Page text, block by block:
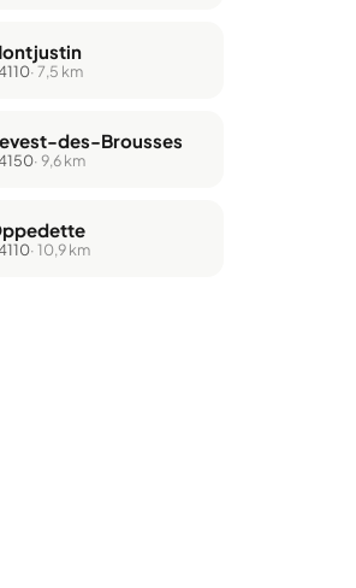
· 7,5 km
des-Brousses
· 9,6 km
· 10,9 km